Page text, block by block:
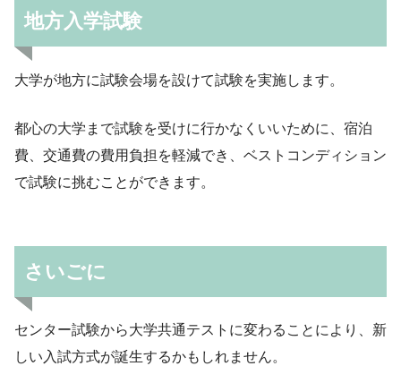
地方入学試験
大学が地方に試験会場を設けて試験を実施します。
都心の大学まで試験を受けに行かなくいいために、宿泊
費、交通費の費用負担を軽減でき、ベストコンディション
で試験に挑むことができます。
さいごに
センター試験から大学共通テストに変わることにより、新
しい入試方式が誕生するかもしれません。